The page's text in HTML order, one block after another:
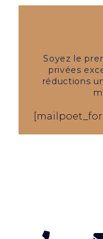
Soyez le
privées
réductions